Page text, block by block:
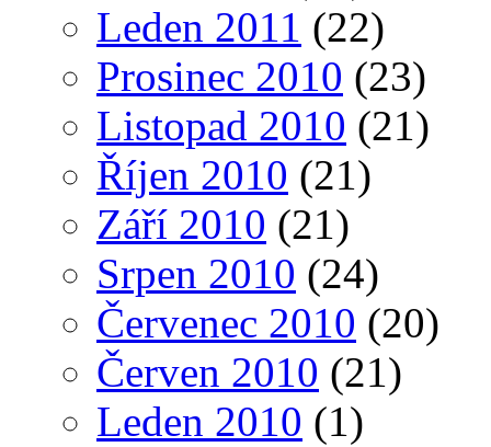
Leden 2011 (22)
Prosinec 2010 (23)
Listopad 2010 (21)
Říjen 2010 (21)
Září 2010 (21)
Srpen 2010 (24)
Červenec 2010 (20)
Červen 2010 (21)
Leden 2010 (1)